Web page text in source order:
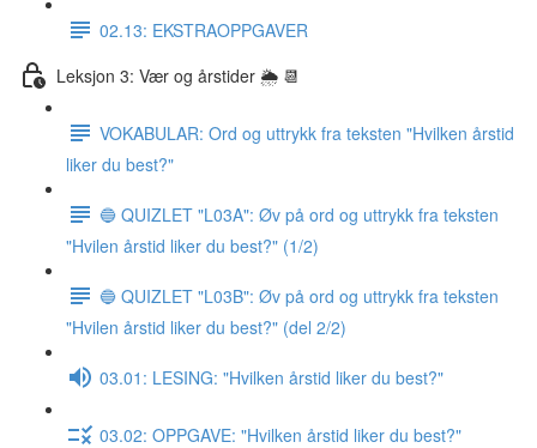
02.13: EKSTRAOPPGAVER
Leksjon 3: Vær og årstider 🌦 📆
VOKABULAR: Ord og uttrykk fra teksten "Hvilken årstid
liker du best?"
🔵 QUIZLET "L03A": Øv på ord og uttrykk fra teksten
"Hvilen årstid liker du best?" (1/2)
🔵 QUIZLET "L03B": Øv på ord og uttrykk fra teksten
"Hvilen årstid liker du best?" (del 2/2)
03.01: LESING: "Hvilken årstid liker du best?"
03.02: OPPGAVE: "Hvilken årstid liker du best?"